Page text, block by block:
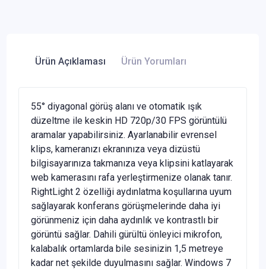
Ürün Açıklaması Ürün Yorumları
55° diyagonal görüş alanı ve otomatik ışık
düzeltme ile keskin HD 720p/30 FPS görüntülü
aramalar yapabilirsiniz. Ayarlanabilir evrensel
klips, kameranızı ekranınıza veya dizüstü
bilgisayarınıza takmanıza veya klipsini katlayarak
web kamerasını rafa yerleştirmenize olanak tanır.
RightLight 2 özelliği aydınlatma koşullarına uyum
sağlayarak konferans görüşmelerinde daha iyi
görünmeniz için daha aydınlık ve kontrastlı bir
görüntü sağlar. Dahili gürültü önleyici mikrofon,
kalabalık ortamlarda bile sesinizin 1,5 metreye
kadar net şekilde duyulmasını sağlar. Windows 7